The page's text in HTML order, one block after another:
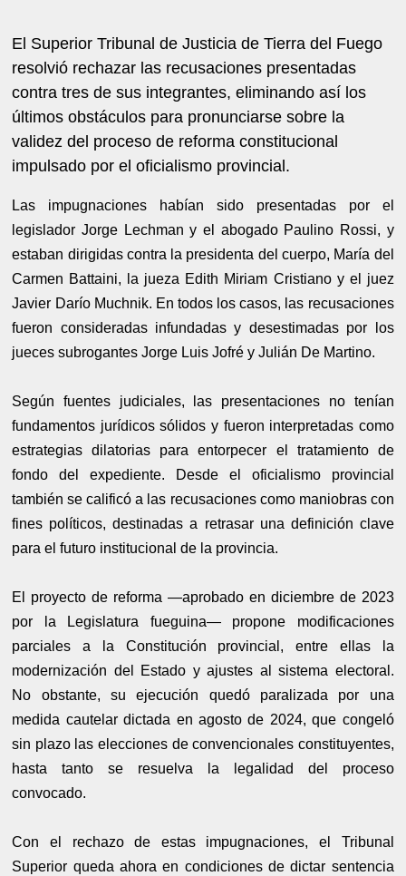
El Superior Tribunal de Justicia de Tierra del Fuego
resolvió rechazar las recusaciones presentadas
contra tres de sus integrantes, eliminando así los
últimos obstáculos para pronunciarse sobre la
validez del proceso de reforma constitucional
impulsado por el oficialismo provincial.
Las impugnaciones habían sido presentadas por el
legislador Jorge Lechman y el abogado Paulino Rossi, y
estaban dirigidas contra la presidenta del cuerpo, María del
Carmen Battaini, la jueza Edith Miriam Cristiano y el juez
Javier Darío Muchnik. En todos los casos, las recusaciones
fueron consideradas infundadas y desestimadas por los
jueces subrogantes Jorge Luis Jofré y Julián De Martino.
Según fuentes judiciales, las presentaciones no tenían
fundamentos jurídicos sólidos y fueron interpretadas como
estrategias dilatorias para entorpecer el tratamiento de
fondo del expediente. Desde el oficialismo provincial
también se calificó a las recusaciones como maniobras con
fines políticos, destinadas a retrasar una definición clave
para el futuro institucional de la provincia.
El proyecto de reforma —aprobado en diciembre de 2023
por la Legislatura fueguina— propone modificaciones
parciales a la Constitución provincial, entre ellas la
modernización del Estado y ajustes al sistema electoral.
No obstante, su ejecución quedó paralizada por una
medida cautelar dictada en agosto de 2024, que congeló
sin plazo las elecciones de convencionales constituyentes,
hasta tanto se resuelva la legalidad del proceso
convocado.
Con el rechazo de estas impugnaciones, el Tribunal
Superior queda ahora en condiciones de dictar sentencia